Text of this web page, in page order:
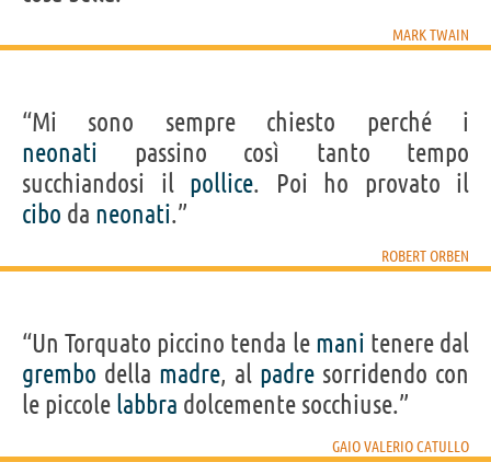
MARK TWAIN
“Mi sono sempre chiesto perché i
neonati passino così tanto tempo
succhiandosi il pollice. Poi ho provato il
cibo da neonati.”
ROBERT ORBEN
“Un Torquato piccino tenda le mani tenere dal
grembo della madre, al padre sorridendo con
le piccole labbra dolcemente socchiuse.”
GAIO VALERIO CATULLO